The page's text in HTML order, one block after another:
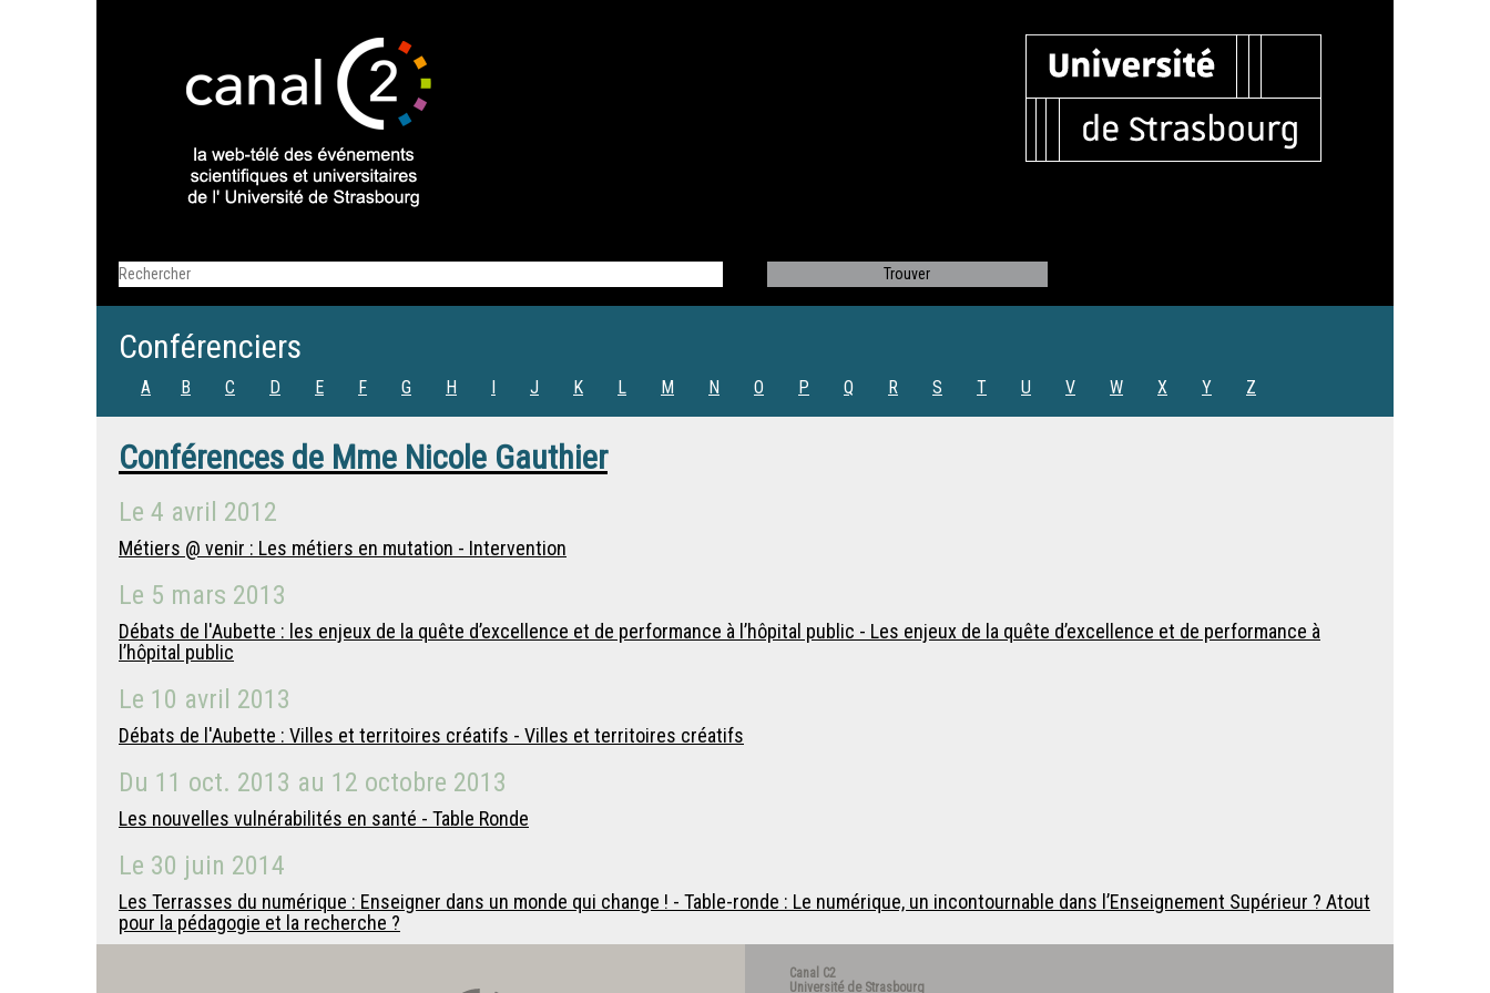
Conférenciers
A B C D E F G H I J K L M N O P Q R S T U V W X Y Z
Conférences de Mme Nicole Gauthier
Le 4 avril 2012
Métiers @ venir : Les métiers en mutation - Intervention
Le 5 mars 2013
Débats de l'Aubette : les enjeux de la quête d’excellence et de performance à l’hôpital public - Les enjeux de la quête d’excellence et de performance à
l’hôpital public
Le 10 avril 2013
Débats de l'Aubette : Villes et territoires créatifs - Villes et territoires créatifs
Du 11 oct. 2013 au 12 octobre 2013
Les nouvelles vulnérabilités en santé - Table Ronde
Le 30 juin 2014
Les Terrasses du numérique : Enseigner dans un monde qui change ! - Table-ronde : Le numérique, un incontournable dans l’Enseignement Supérieur ? Atout
pour la pédagogie et la recherche ?
Canal C2
Université de Strasbourg